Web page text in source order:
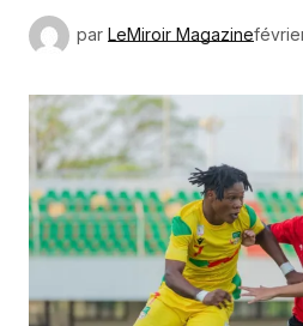
par LeMiroir Magazine